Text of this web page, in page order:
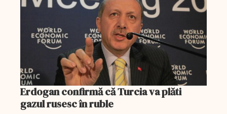
Erdogan confirmă că Turcia va plăti
gazul rusesc în ruble